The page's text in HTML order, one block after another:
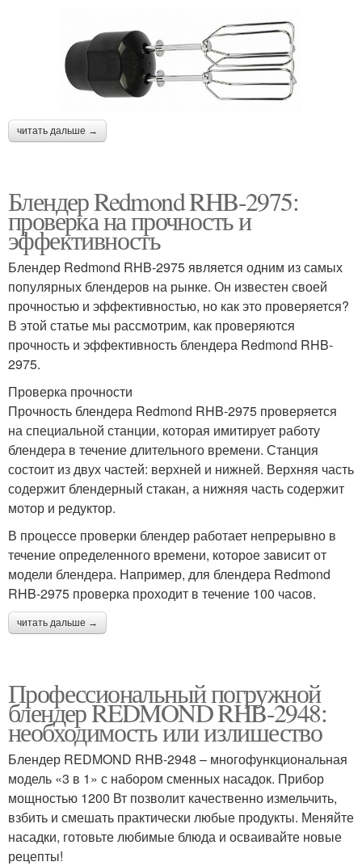
читать дальше →
Блендер Redmond RHB-2975:
проверка на прочность и
эффективность
Блендер Redmond RHB-2975 является одним из самых
популярных блендеров на рынке. Он известен своей
прочностью и эффективностью, но как это проверяется?
В этой статье мы рассмотрим, как проверяются
прочность и эффективность блендера Redmond RHB-
2975.
Проверка прочности
Прочность блендера Redmond RHB-2975 проверяется
на специальной станции, которая имитирует работу
блендера в течение длительного времени. Станция
состоит из двух частей: верхней и нижней. Верхняя часть
содержит блендерный стакан, а нижняя часть содержит
мотор и редуктор.
В процессе проверки блендер работает непрерывно в
течение определенного времени, которое зависит от
модели блендера. Например, для блендера Redmond
RHB-2975 проверка проходит в течение 100 часов.
читать дальше →
Профессиональный погружной
блендер REDMOND RHB-2948:
необходимость или излишество
Блендер REDMOND RHB-2948 – многофункциональная
модель «3 в 1» с набором сменных насадок. Прибор
мощностью 1200 Вт позволит качественно измельчить,
взбить и смешать практически любые продукты. Меняйте
насадки, готовьте любимые блюда и осваивайте новые
рецепты!